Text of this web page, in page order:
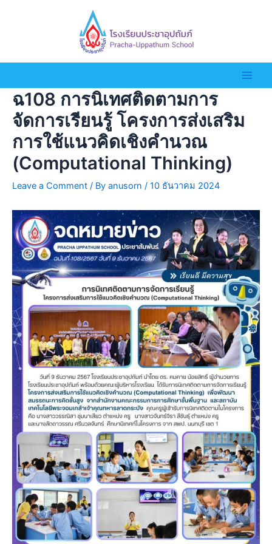
ฉ108 การนิเทศติดตามการ
จัดการเรียนรู้ โครงการส่งเสริม
การใช้แนวคิดเชิงคำนวณ
(Computational Thinking)
Leave a Comment / By anusorn / 10 ธันวาคม 2024